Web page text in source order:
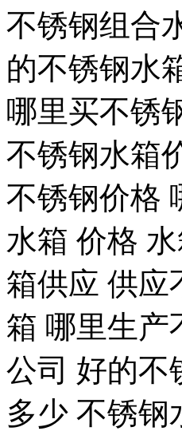
不锈钢组合
的不锈钢水
哪里买不锈
不锈钢水箱
不锈钢价格
水箱 价格
箱供应 供应
箱 哪里生产
公司 好的不
多少 不锈钢